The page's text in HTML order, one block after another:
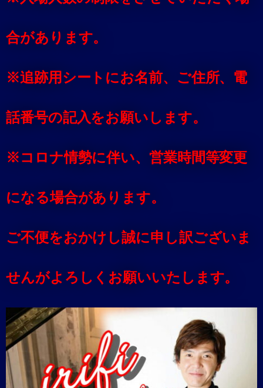
合があります。
※追跡用シートにお名前、ご住所、電
話番号の記入をお願いします。
※コロナ情勢に伴い、営業時間等変更
になる場合があります。
ご不便をおかけし誠に申し訳ございま
せんがよろしくお願いいたします。